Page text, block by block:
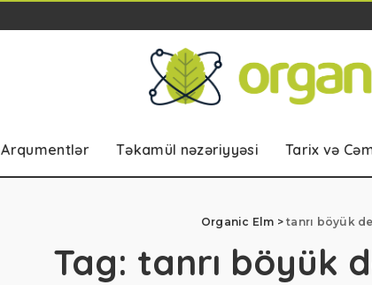
Arqumentlər Təkamül nəzəriyyəsi Tarix və
Organic Elm >tanrı böyük
Tag: tanrı böyük